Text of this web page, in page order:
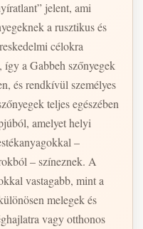
jelent, ami
a rusztikus és
célokra
így a Gabbeh szőnyegek
és rendkívül személyes
teljes egészében
amelyet helyi
–
– színeznek. A
vastagabb, mint a
melegek és
vagy otthonos